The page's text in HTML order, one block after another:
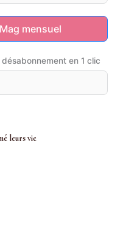
mensuel
en 1 clic
leurs vie